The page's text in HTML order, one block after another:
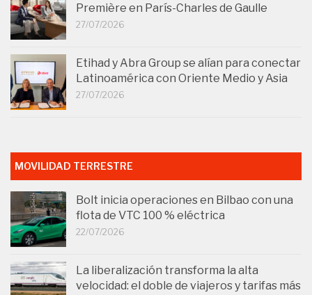
Première en París-Charles de Gaulle
27/07/2026
Etihad y Abra Group se alían para conectar
Latinoamérica con Oriente Medio y Asia
27/07/2026
MOVILIDAD TERRESTRE
Bolt inicia operaciones en Bilbao con una
flota de VTC 100 % eléctrica
22/07/2026
La liberalización transforma la alta
velocidad: el doble de viajeros y tarifas más